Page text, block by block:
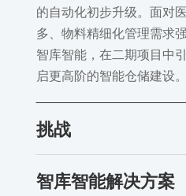
的自动化初步升级。面对
多、物料精细化管理需求
智库智能，在二期项目中
启更高阶的智能仓储建设。
挑战
智库智能解决方案